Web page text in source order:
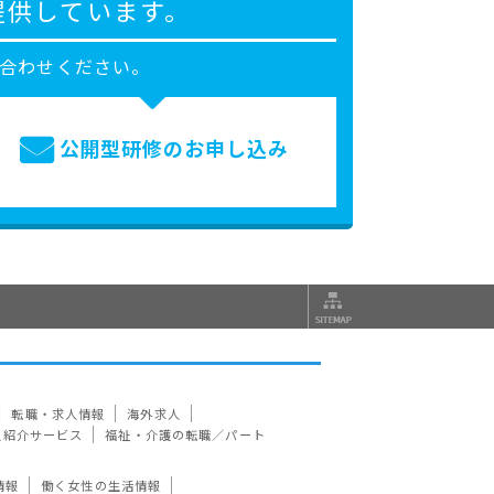
しています。
わせください。
公開型研修のお申し込み
転職・求人情報
海外求人
介サービス
福祉・介護の転職／パート
報 働く女性の生活情報